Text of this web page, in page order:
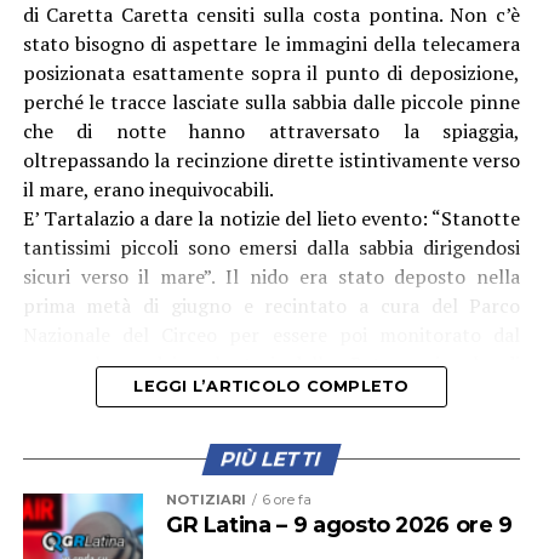
di Caretta Caretta censiti sulla costa pontina. Non c’è
stato bisogno di aspettare le immagini della telecamera
posizionata esattamente sopra il punto di deposizione,
perché le tracce lasciate sulla sabbia dalle piccole pinne
che di notte hanno attraversato la spiaggia,
oltrepassando la recinzione dirette istintivamente verso
il mare, erano inequivocabili.
E’ Tartalazio a dare la notizie del lieto evento: “Stanotte
tantissimi piccoli sono emersi dalla sabbia dirigendosi
sicuri verso il mare”. Il nido era stato deposto nella
prima metà di giugno e recintato a cura del Parco
personale e dai volontari della Rete regionale di
protezione delle tartarughe. “Nei prossimi giorni
emersioni”, assicurano gli esperti.
LEGGI L’ARTICOLO COMPLETO
PIÙ LETTI
NOTIZIARI 6 ore fa
GR Latina – 9 agosto 2026 ore 9